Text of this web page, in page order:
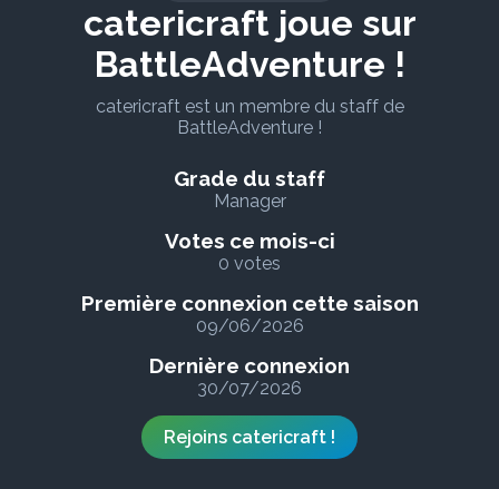
catericraft joue sur
BattleAdventure !
catericraft est un membre du staff de
BattleAdventure !
Grade du staff
Manager
Votes ce mois-ci
0 votes
Première connexion cette saison
09/06/2026
Dernière connexion
30/07/2026
Rejoins catericraft !